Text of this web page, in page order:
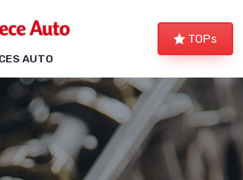
AUTO
TOPs
cookies